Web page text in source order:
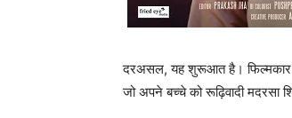
दरअसल, यह शुरूआत है। फिल्‍मकार
जो अपने बच्‍चे को रूढ़िवादी मदरसा